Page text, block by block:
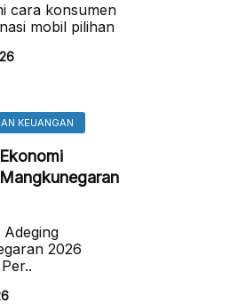
cara konsumen
mobil pilihan
KEUANGAN
2026